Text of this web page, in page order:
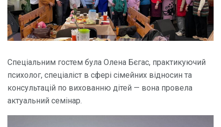
Спеціальним гостем була Олена Бєгас, практикуючий
психолог, спеціаліст в сфері сімейних відносин та
консультацій по вихованню дітей — вона провела
актуальний семінар.